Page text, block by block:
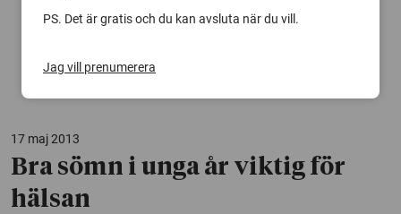
17 maj 2013
Bra sömn i unga år viktig för
hälsan
PS. Det är gratis och du kan avsluta när du vill.
Jag vill prenumerera